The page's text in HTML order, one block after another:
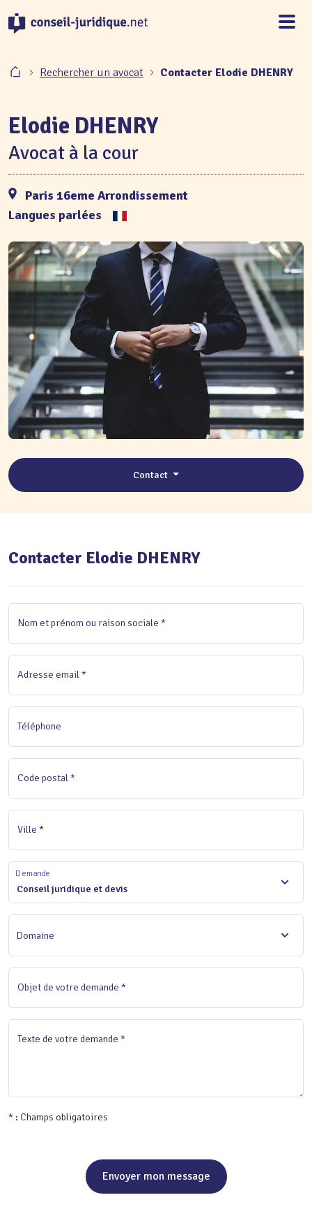
Rechercher un avocat Contacter Elodie DHENRY
Elodie DHENRY
Avocat à la cour
Paris 16eme Arrondissement
Langues parlées
Contact
Contacter Elodie DHENRY
Nom et prénom ou raison sociale *
Adresse email *
Téléphone
Code postal *
Ville *
Conseil juridique et devis
Demande
Domaine
Objet de votre demande *
Texte de votre demande *
* : Champs obligatoires
Envoyer mon message